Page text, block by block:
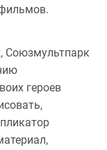
Союзмультпарк
героев